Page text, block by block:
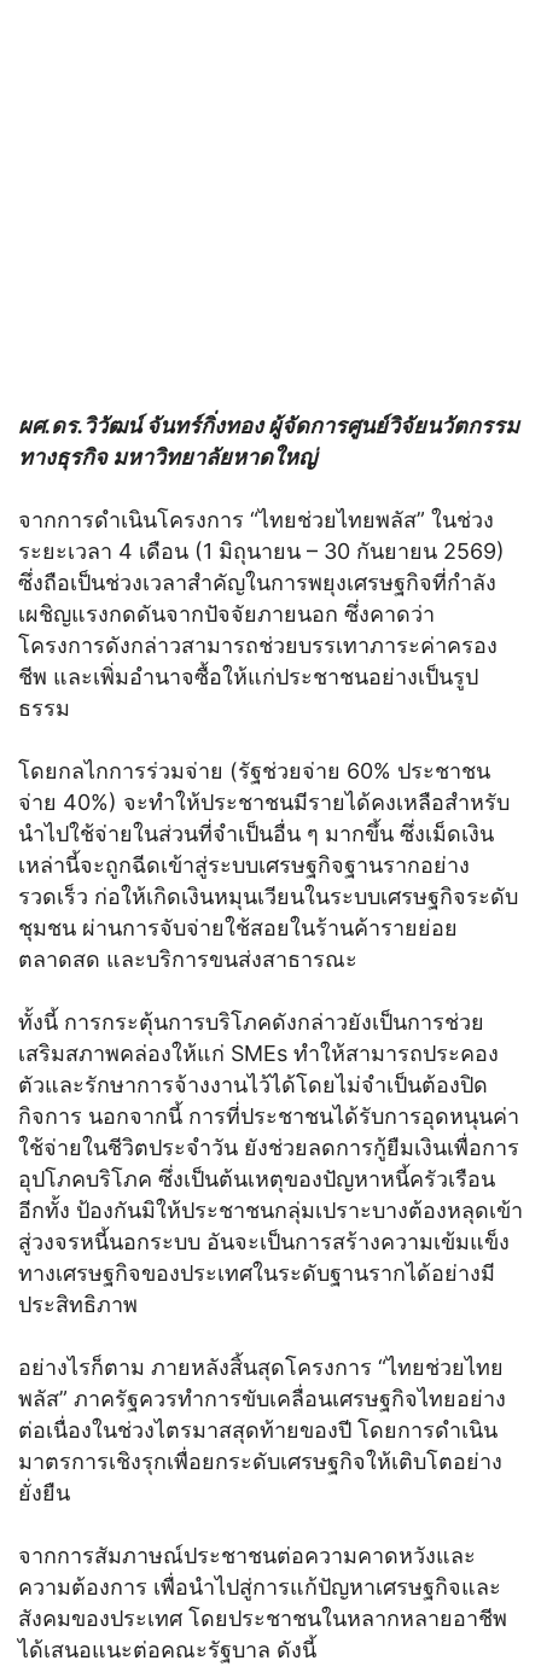
ผศ.ดร.วิวัฒน์ จันทร์กิ่งทอง ผู้จัดการศูนย์วิจัยนวัตกรรม
ทางธุรกิจ มหาวิทยาลัยหาดใหญ่
จากการดำเนินโครงการ “ไทยช่วยไทยพลัส” ในช่วง
ระยะเวลา 4 เดือน (1 มิถุนายน – 30 กันยายน 2569)
ซึ่งถือเป็นช่วงเวลาสำคัญในการพยุงเศรษฐกิจที่กำลัง
เผชิญแรงกดดันจากปัจจัยภายนอก ซึ่งคาดว่า
โครงการดังกล่าวสามารถช่วยบรรเทาภาระค่าครอง
ชีพ และเพิ่มอำนาจซื้อให้แก่ประชาชนอย่างเป็นรูป
ธรรม
โดยกลไกการร่วมจ่าย (รัฐช่วยจ่าย 60% ประชาชน
จ่าย 40%) จะทำให้ประชาชนมีรายได้คงเหลือสำหรับ
นำไปใช้จ่ายในส่วนที่จำเป็นอื่น ๆ มากขึ้น ซึ่งเม็ดเงิน
เหล่านี้จะถูกฉีดเข้าสู่ระบบเศรษฐกิจฐานรากอย่าง
รวดเร็ว ก่อให้เกิดเงินหมุนเวียนในระบบเศรษฐกิจระดับ
ชุมชน ผ่านการจับจ่ายใช้สอยในร้านค้ารายย่อย
ตลาดสด และบริการขนส่งสาธารณะ
ทั้งนี้ การกระตุ้นการบริโภคดังกล่าวยังเป็นการช่วย
เสริมสภาพคล่องให้แก่ SMEs ทำให้สามารถประคอง
ตัวและรักษาการจ้างงานไว้ได้โดยไม่จำเป็นต้องปิด
กิจการ นอกจากนี้ การที่ประชาชนได้รับการอุดหนุนค่า
ใช้จ่ายในชีวิตประจำวัน ยังช่วยลดการกู้ยืมเงินเพื่อการ
อุปโภคบริโภค ซึ่งเป็นต้นเหตุของปัญหาหนี้ครัวเรือน
อีกทั้ง ป้องกันมิให้ประชาชนกลุ่มเปราะบางต้องหลุดเข้า
สู่วงจรหนี้นอกระบบ อันจะเป็นการสร้างความเข้มแข็ง
ทางเศรษฐกิจของประเทศในระดับฐานรากได้อย่างมี
ประสิทธิภาพ
อย่างไรก็ตาม ภายหลังสิ้นสุดโครงการ “ไทยช่วยไทย
พลัส” ภาครัฐควรทำการขับเคลื่อนเศรษฐกิจไทยอย่าง
ต่อเนื่องในช่วงไตรมาสสุดท้ายของปี โดยการดำเนิน
มาตรการเชิงรุกเพื่อยกระดับเศรษฐกิจให้เติบโตอย่าง
ยั่งยืน
จากการสัมภาษณ์ประชาชนต่อความคาดหวังและ
ความต้องการ เพื่อนำไปสู่การแก้ปัญหาเศรษฐกิจและ
สังคมของประเทศ โดยประชาชนในหลากหลายอาชีพ
ได้เสนอแนะต่อคณะรัฐบาล ดังนี้